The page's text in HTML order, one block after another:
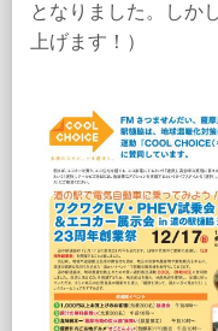
となりました。しか
上げます！）